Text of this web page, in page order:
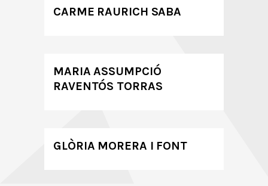
CARME RAURICH SABA
MARIA ASSUMPCIÓ
RAVENTÓS TORRAS
GLÒRIA MORERA I FONT